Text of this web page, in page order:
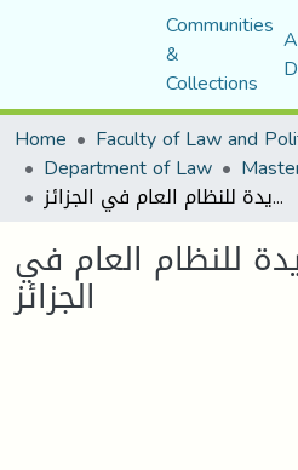
Communities
&
Collections
Home
Department of Law
التوجهات الجديدة للنظام العام في الجزائز
للنظام العام في
الجزائز